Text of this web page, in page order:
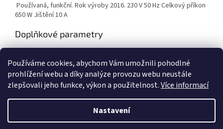
Používáme cookies, abychom Vám umožnili pohodlné
prohlížení webu a díky analýze provozu webu neustále
zlepšovali jeho funkce, výkon a použitelnost.Více informací
Nastavení
Používaná, funkční. Rok výroby 2016. 230 V 50 Hz Celkový příkon
650 W Jištění 10 A
Doplňkové parametry
Hmotnost: 1 kg
Vytvořil Shoptet